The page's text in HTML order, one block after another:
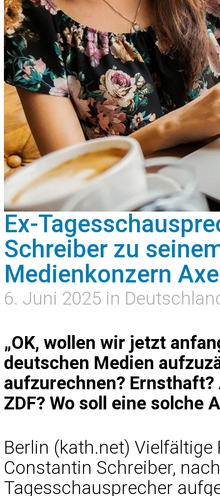
Ex-
Schreiber zu
Medienkonzern
6. Juni 2025 in
„OK, wollen wir jetzt
deutschen Medien
aufzurechnen? Ernsthaft?
ZDF? Wo soll eine solche
Berlin (kath.net)
Constantin Schreiber,
Tagesschausprecher